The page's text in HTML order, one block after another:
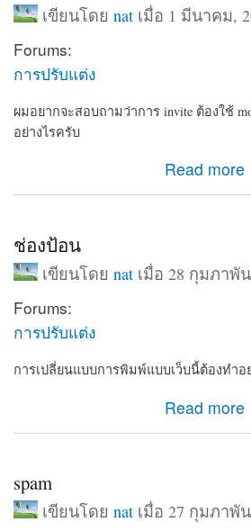
เขียนโดย natเมื่อ 1 มีนาคม,
Forums:
การปรับแต่ง
ผมอยากจะสอบถามว่าการ invite ต้องใช้
อย่างไรครับ
Read more
ช่องป้อน
เขียนโดย natเมื่อ 28 กุมภาพัน
Forums:
การปรับแต่ง
การเปลี่ยนแบบการพิมพ์แบบเว็บนี้ต้องทำอ
Read more
spam
เขียนโดย natเมื่อ 27 กุมภาพัน